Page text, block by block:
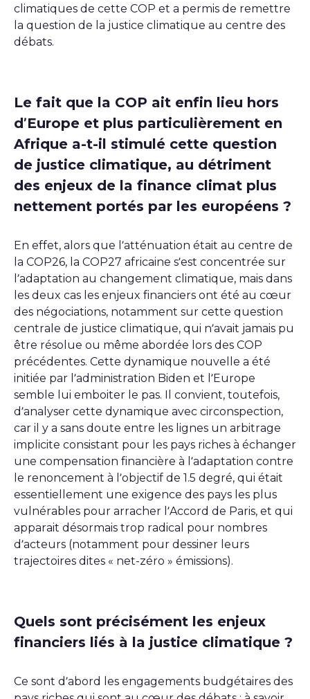
climatiques de cette COP et a permis de remettre
la question de la justice climatique au centre des
débats.
Le fait que la COP ait enfin lieu hors
d’Europe et plus particulièrement en
Afrique a-t-il stimulé cette question
de justice climatique, au détriment
des enjeux de la finance climat plus
nettement portés par les européens ?
En effet, alors que l’atténuation était au centre de
la COP26, la COP27 africaine s’est concentrée sur
l’adaptation au changement climatique, mais dans
les deux cas les enjeux financiers ont été au cœur
des négociations, notamment sur cette question
centrale de justice climatique, qui n’avait jamais pu
être résolue ou même abordée lors des COP
précédentes. Cette dynamique nouvelle a été
initiée par l’administration Biden et l’Europe
semble lui emboiter le pas. Il convient, toutefois,
d’analyser cette dynamique avec circonspection,
car il y a sans doute entre les lignes un arbitrage
implicite consistant pour les pays riches à échanger
une compensation financière à l’adaptation contre
le renoncement à l’objectif de 1.5 degré, qui était
essentiellement une exigence des pays les plus
vulnérables pour arracher l’Accord de Paris, et qui
apparait désormais trop radical pour nombres
d’acteurs (notamment pour dessiner leurs
trajectoires dites « net-zéro » émissions).
Quels sont précisément les enjeux
financiers liés à la justice climatique ?
Ce sont d’abord les engagements budgétaires des